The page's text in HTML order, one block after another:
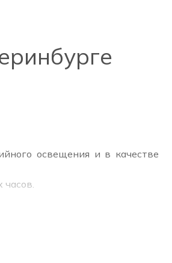
освещения и в качестве
часов.